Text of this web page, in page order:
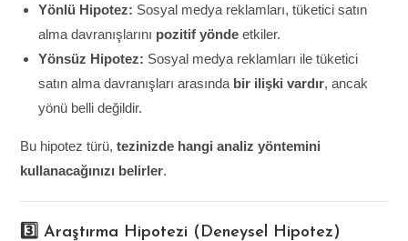
Yönlü Hipotez: Sosyal medya reklamları, tüketici satın
alma davranışlarını pozitif yönde etkiler.
Yönsüz Hipotez: Sosyal medya reklamları ile tüketici
satın alma davranışları arasında bir ilişki vardır, ancak
yönü belli değildir.
Bu hipotez türü,tezinizde hangi analiz yöntemini
kullanacağınızı belirler.
3️⃣ Araştırma Hipotezi (Deneysel Hipotez)